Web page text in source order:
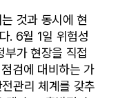
것과 동시에 현
. 6월 1일 위험성
부가 현장을 직접
검에 대비하는 가
관리 체계를 갖추